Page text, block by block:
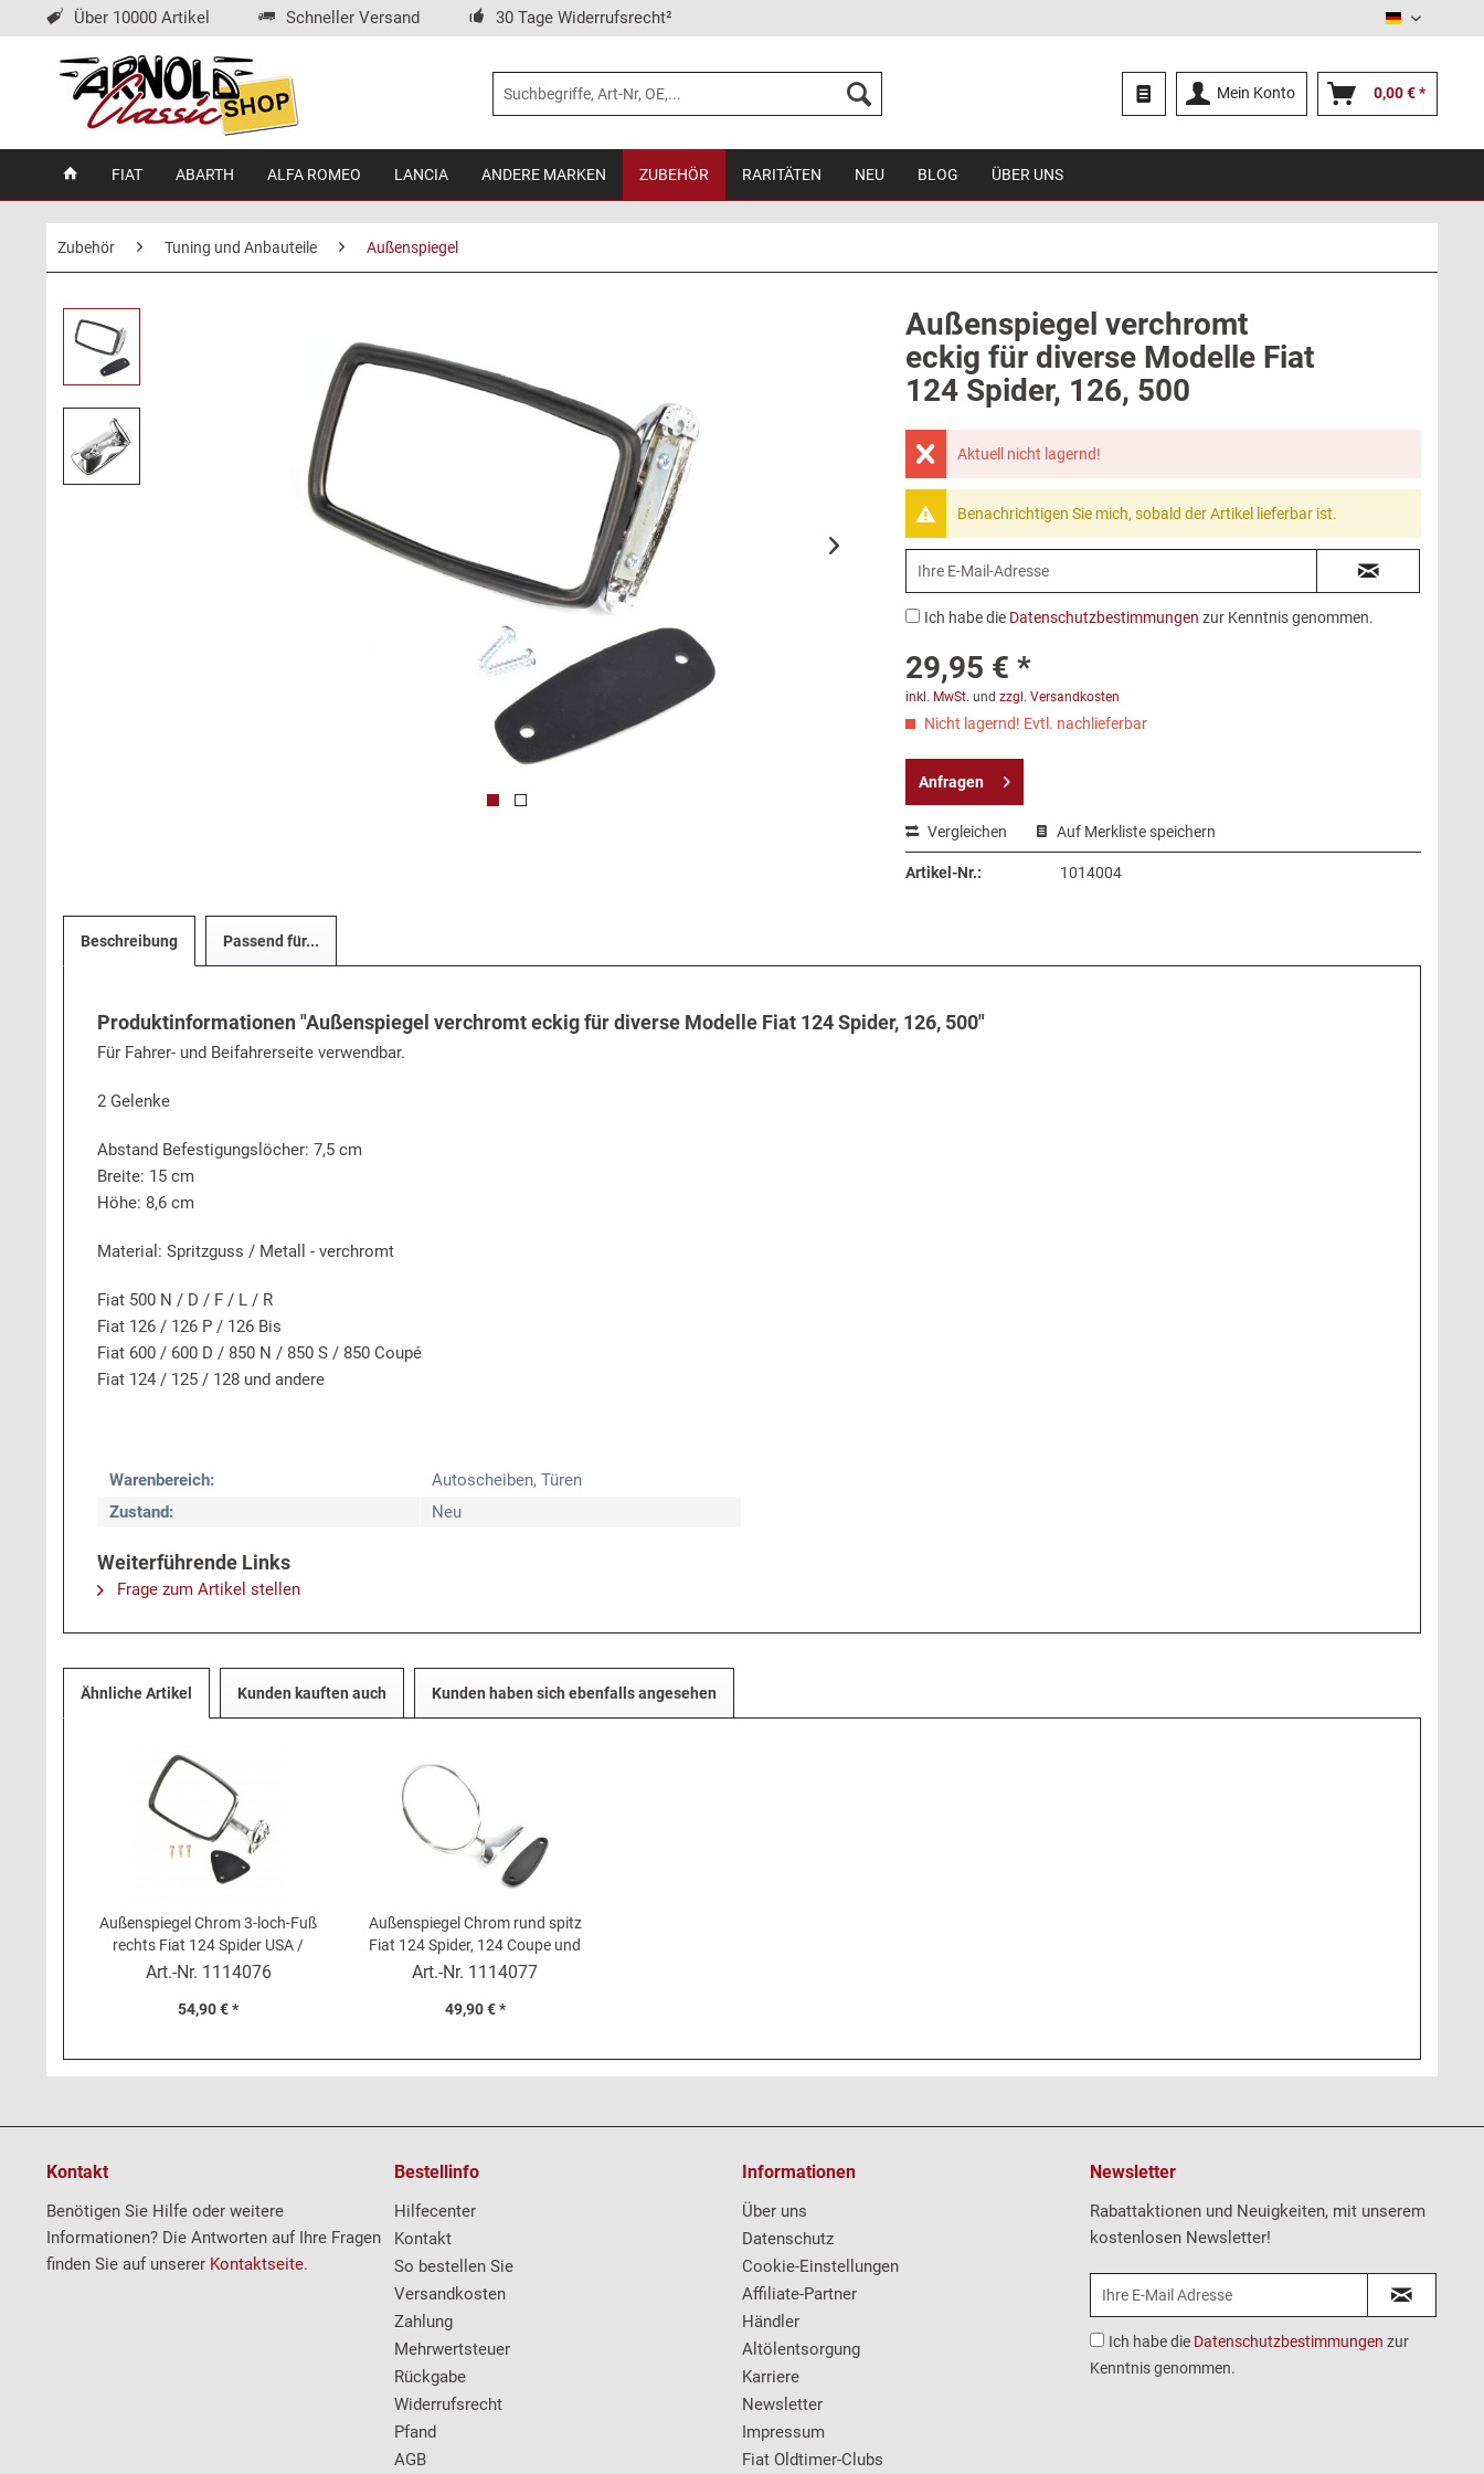
Über 10000 Artikel Schneller Versand 30 Tage Widerrufsrecht² Deutsch
Mein Konto 0,00 € *
FIAT ABARTH ALFA ROMEO LANCIA ANDERE MARKEN ZUBEHÖR RARITÄTEN NEU BLOG ÜBER UNS
Zubehör Tuning und Anbauteile Außenspiegel
Außenspiegel verchromt
eckig für diverse Modelle Fiat
124 Spider, 126, 500
Aktuell nicht lagernd!
Benachrichtigen Sie mich, sobald der Artikel lieferbar ist.
Ich habe die Datenschutzbestimmungen zur Kenntnis genommen.
29,95 € *
inkl. MwSt. und zzgl. Versandkosten
Nicht lagernd! Evtl. nachlieferbar
Anfragen
Vergleichen Auf Merkliste speichern
Artikel-Nr.: 1014004
Beschreibung Passend für...
Produktinformationen "Außenspiegel verchromt eckig für diverse Modelle Fiat 124 Spider, 126, 500"
Für Fahrer- und Beifahrerseite verwendbar.
2 Gelenke
Abstand Befestigungslöcher: 7,5 cm
Breite: 15 cm
Höhe: 8,6 cm
Material: Spritzguss / Metall - verchromt
Fiat 500 N / D / F / L / R
Fiat 126 / 126 P / 126 Bis
Fiat 600 / 600 D / 850 N / 850 S / 850 Coupé
Fiat 124 / 125 / 128 und andere
Warenbereich:
Autoscheiben, Türen
Zustand:
Neu
Weiterführende Links
Frage zum Artikel stellen
Ähnliche Artikel Kunden kauften auch Kunden haben sich ebenfalls angesehen
Außenspiegel Chrom 3-loch-Fuß
rechts Fiat 124 Spider USA /
Giulietta Spider
Art.-Nr. 1114076
54,90 € *
Außenspiegel Chrom rund spitz
Fiat 124 Spider, 124 Coupe und
andere
Art.-Nr. 1114077
49,90 € *
Kontakt
Benötigen Sie Hilfe oder weitere
Informationen? Die Antworten auf Ihre Fragen
finden Sie auf unserer Kontaktseite.
Bestellinfo
Hilfecenter
Kontakt
So bestellen Sie
Versandkosten
Zahlung
Mehrwertsteuer
Rückgabe
Widerrufsrecht
Pfand
AGB
Informationen
Über uns
Datenschutz
Cookie-Einstellungen
Affiliate-Partner
Händler
Altölentsorgung
Karriere
Newsletter
Impressum
Fiat Oldtimer-Clubs
Newsletter
Rabattaktionen und Neuigkeiten, mit unserem
kostenlosen Newsletter!
Ich habe die Datenschutzbestimmungen zur
Kenntnis genommen.